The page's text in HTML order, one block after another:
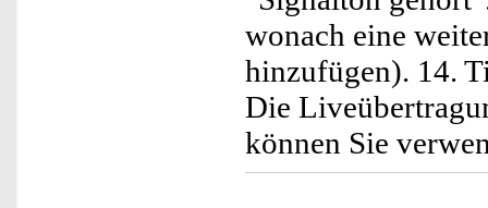
wonach eine
hinzufügen). 14.
Die
können Sie